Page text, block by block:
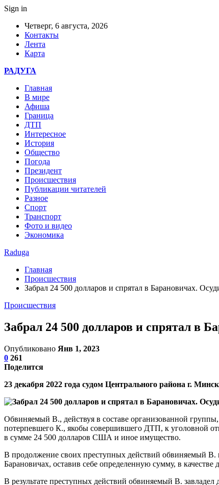
Sign in
Четверг, 6 августа, 2026
Контакты
Лента
Карта
РАДУГА
Главная
В мире
Афиша
Граница
ДТП
Интересное
История
Общество
Погода
Президент
Происшествия
Публикации читателей
Разное
Спорт
Транспорт
Фото и видео
Экономика
Raduga
Главная
Происшествия
Забрал 24 500 долларов и спрятал в Барановичах.
Происшествия
Забрал 24 500 долларов и спрятал в
Опубликовано Янв 1, 2023
0 261
Поделится
23 декабря 2022 года судом Центрального района г.
Обвиняемый В., действуя в составе организованной
потерпевшего К., якобы совершившего ДТП, к уголовной
в сумме 24 500 долларов США и иное имущество.
В продолжение своих преступных действий обвиняемый В.
Барановичах, оставив себе определенную сумму, в качестве
В результате преступных действий обвиняемый В.